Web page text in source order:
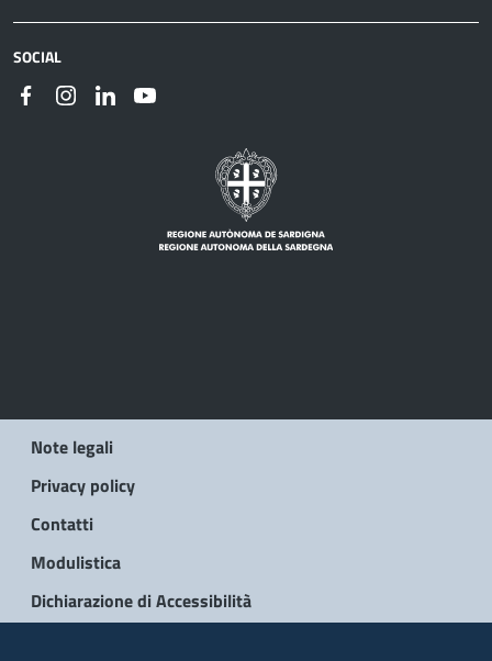
SOCIAL
Note legali
Privacy policy
Contatti
Modulistica
Dichiarazione di Accessibilità